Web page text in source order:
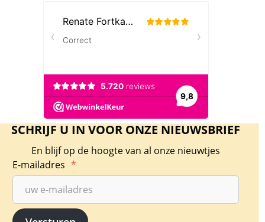
SCHRIJF U IN VOOR ONZE NIEUWSBRIEF
En blijf op de hoogte van al onze nieuwtjes
E-mailadres *